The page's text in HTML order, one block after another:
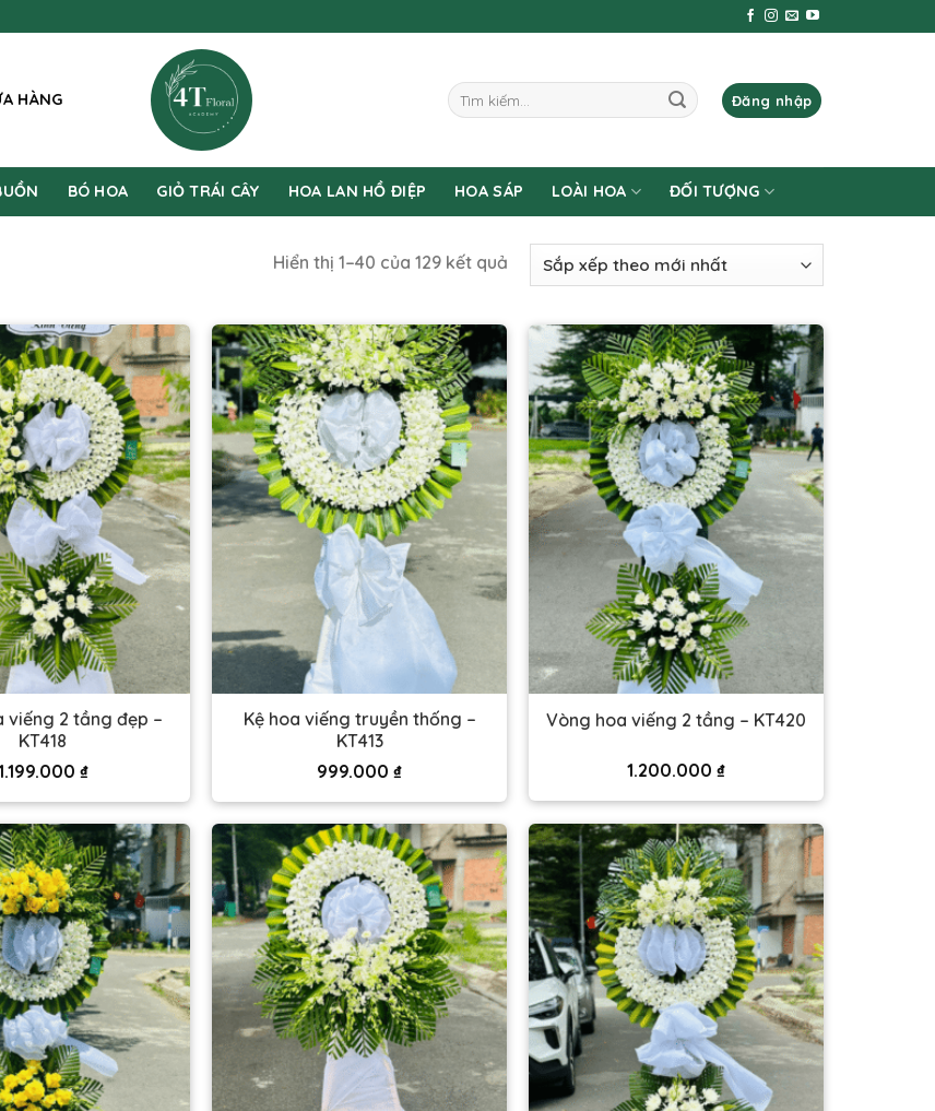
HÀNG
Tìm
kiếm:
Đăng nhập
BÓ HOA GIỎ TRÁI CÂY HOA LAN HỒ ĐIỆP HOA SÁP LOÀI HOA ĐỐI TƯỢNG
Hiển thị 1–40 của 129 kết quả
viếng 2 tầng đẹp –
KT418
₫
Kệ hoa viếng truyền thống –
KT413
999.000 ₫
Vòng hoa viếng 2 tầng – KT420
1.200.000 ₫